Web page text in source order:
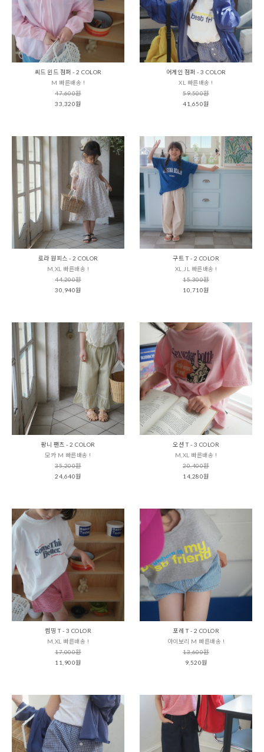
씨드 윈드 점퍼 - 2 COLOR
M 빠른배송 !
47,600원
33,320원
어게인 점퍼 - 3 COLOR
XL 빠른배송 !
59,500원
41,650원
로라 원피스 - 2 COLOR
M,XL 빠른배송 !
44,200원
30,940원
구트 T - 2 COLOR
XL,JL 빠른배송 !
15,300원
10,710원
팡니 팬츠 - 2 COLOR
모카 M 빠른배송 !
35,200원
24,640원
오션 T - 3 COLOR
M,XL 빠른배송 !
20,400원
14,280원
썸띵 T - 3 COLOR
M,XL 빠른배송 !
17,000원
11,900원
포레 T - 2 COLOR
아이보리 M 빠른배송 !
13,600원
9,520원